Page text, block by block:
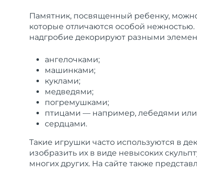
Памятник, посвященный ребенку,
которые отличаются особой
надгробие декорируют разными
ангелочками;
машинками;
куклами;
медведями;
погремушками;
птицами — например, лебедями
сердцами.
Такие игрушки часто используются в
изобразить их в виде невысоких
многих других. На сайте также